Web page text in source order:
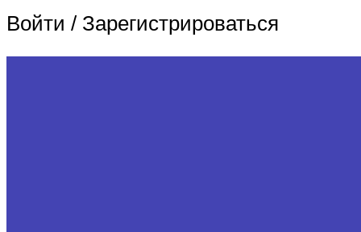
Войти / Зарегистрироваться